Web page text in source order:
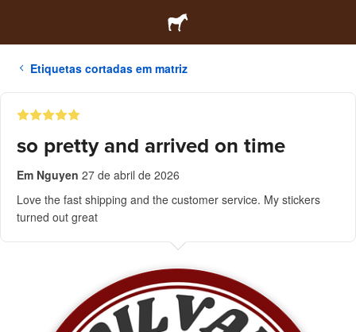
Etiquetas cortadas em matriz
so pretty and arrived on time
Em Nguyen 27 de abril de 2026
Love the fast shipping and the customer service. My stickers
turned out great